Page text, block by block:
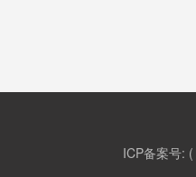
ICP备案号: (